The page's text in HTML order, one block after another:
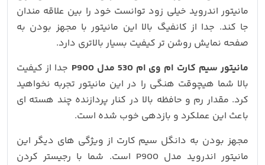
مانیتور اندروید خیلی زود توانست خود را بین علاقه مندان
جا کند. جدا از کانفیگ بالا این مانیتور با مجهز بودن به
صفحه نمایش روشن تر کیفیت بسیار بالاتری دارد.
مانیتور سیم کارت ام وی ام 530 مدل P900
جدا از کیفیت
بالا شما هیچوقت هنگی را در این مانیتور تجربه نخواهید
کرد. مقدار رم و حافظه بالا در کنار پردازنده چند هسته ای
باعث این عملکرد و بازدهی خوب شده است.
مجهز بودن به دانگل سیم کارت از ویژگی های دیگر این
مانیتور اندروید مدل P900 است. شما با رجیستر کردن